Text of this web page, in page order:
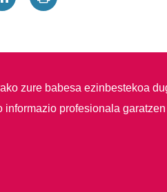
zure babesa ezinbestekoa
profesionala garatzen